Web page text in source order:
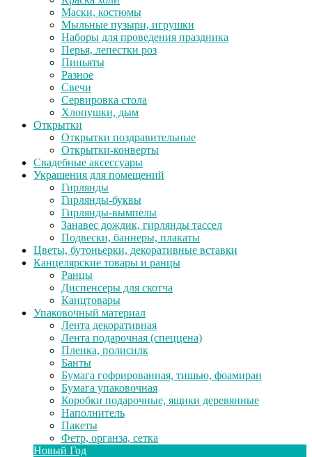
Маски, костюмы
Мыльные пузыри, игрушки
Наборы для проведения праздника
Перья, лепестки роз
Пиньяты
Разное
Свечи
Сервировка стола
Хлопушки, дым
Открытки
Открытки поздравительные
Открытки-конверты
Свадебные аксессуары
Украшения для помещений
Гирлянды
Гирлянды-буквы
Гирлянды-вымпелы
Занавес дождик, гирлянды тассел
Подвески, баннеры, плакаты
Цветы, бутоньерки, декоративные вставки
Канцелярские товары и ранцы
Ранцы
Диспенсеры для скотча
Канцтовары
Упаковочный материал
Лента декоративная
Лента подарочная (спеццена)
Пленка, полисилк
Банты
Бумага гофрированная, тишью, фоамиран
Бумага упаковочная
Коробки подарочные, ящики деревянные
Наполнитель
Пакеты
Фетр, органза, сетка
Новый Год